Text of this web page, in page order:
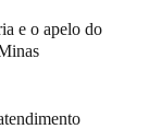
e o apelo do